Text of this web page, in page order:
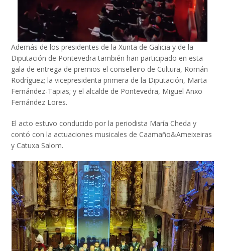
Además de los presidentes de la Xunta de Galicia y de la
Diputación de Pontevedra también han participado en esta
gala de entrega de premios el conselleiro de Cultura, Román
Rodríguez; la vicepresidenta primera de la Diputación, Marta
Fernández-Tapias; y el alcalde de Pontevedra, Miguel Anxo
Fernández Lores.
El acto estuvo conducido por la periodista María Cheda y
contó con la actuaciones musicales de Caamaño&Ameixeiras
y Catuxa Salom.